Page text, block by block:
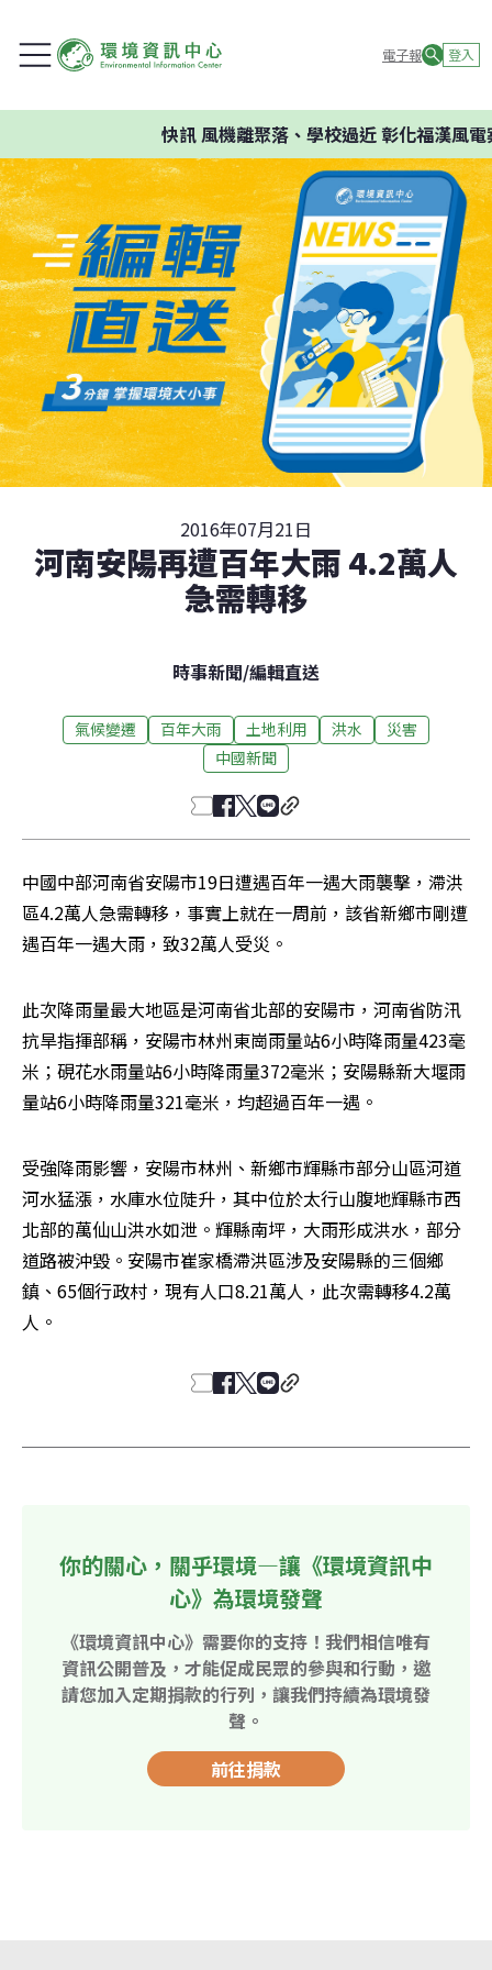
電子報 登入
快訊風機離聚落、學校過近 彰化福漢風電
2016年07月21日
河南安陽再遭百年大雨 4.2萬人
急需轉移
時事新聞/編輯直送
氣候變遷 百年大雨 土地利用 洪水
災害
中國新聞
中國中部河南省安陽市19日遭遇百年一遇大雨襲擊，滯洪
區4.2萬人急需轉移，事實上就在一周前，該省新鄉市剛遭
遇百年一遇大雨，致32萬人受災。
此次降雨量最大地區是河南省北部的安陽市，河南省防汛
抗旱指揮部稱，安陽市林州東崗雨量站6小時降雨量423毫
米；硯花水雨量站6小時降雨量372毫米；安陽縣新大堰雨
量站6小時降雨量321毫米，均超過百年一遇。
受強降雨影響，安陽市林州、新鄉市輝縣市部分山區河道
河水猛漲，水庫水位陡升，其中位於太行山腹地輝縣市西
北部的萬仙山洪水如泄。輝縣南坪，大雨形成洪水，部分
道路被沖毀。安陽市崔家橋滯洪區涉及安陽縣的三個鄉
鎮、65個行政村，現有人口8.21萬人，此次需轉移4.2萬
人。
你的關心，關乎環境—讓《環境資訊中
心》為環境發聲
《環境資訊中心》需要你的支持！我們相信唯有
資訊公開普及，才能促成民眾的參與和行動，邀
請您加入定期捐款的行列，讓我們持續為環境發
聲。
前往捐款